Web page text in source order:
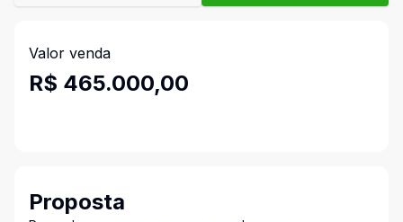
Valor venda
R$ 465.000,00
Proposta